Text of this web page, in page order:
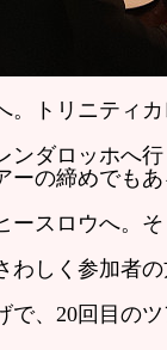
。トリニティ
ンダロッホへ
ーの締めでも
ースロウへ。
わしく参加者
で、20回目の